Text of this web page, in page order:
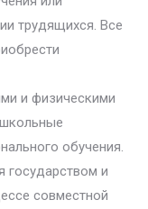
трудящихся. Все
и физическими
обучения.
государством и
совместной